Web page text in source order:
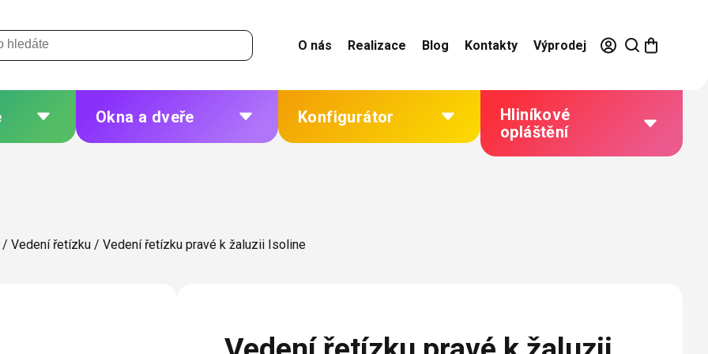
O nás Realizace Blog Kontakty Výprodej
Okna a dveře
Ocelová okna a dveře
Konfigurátor
Rolety
Hliníkové
opláštění
/ Vedení řetízku / Vedení řetízku pravé k žaluzii Isoline